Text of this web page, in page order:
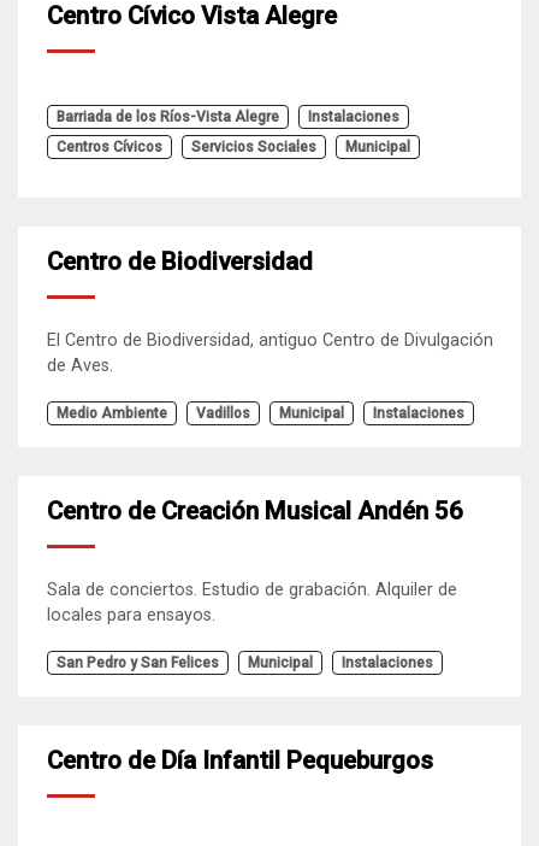
Centro Cívico Vista Alegre
Barriada de los Ríos-Vista Alegre
Instalaciones
Centros Cívicos
Servicios Sociales Municipal
Centro de Biodiversidad
El Centro de Biodiversidad, antiguo Centro de Divulgación
de Aves.
Medio Ambiente Vadillos Municipal Instalaciones
Centro de Creación Musical Andén 56
Sala de conciertos. Estudio de grabación. Alquiler de
locales para ensayos.
San Pedro y San Felices Municipal Instalaciones
Centro de Día Infantil Pequeburgos